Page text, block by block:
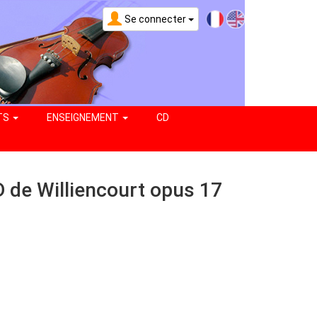
Se connecter
ENSEIGNEMENT CD
de Williencourt opus 17